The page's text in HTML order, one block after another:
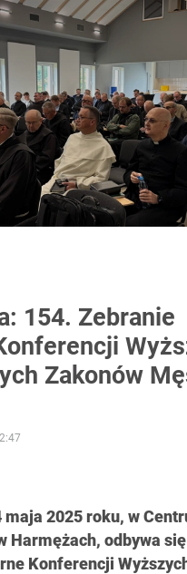
154. Zebranie
Zakonów
maja 2025 roku, w
Harmężach, odbywa
Konferencji